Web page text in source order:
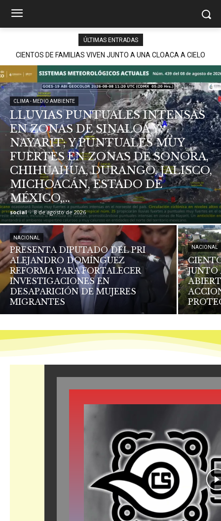
ÚLTIMAS ENTRADAS
CIENTOS DE FAMILIAS VIVEN JUNTO A UNA CLOACA A CIELO
PROTEGER LA SALUD PÚBLICA
Consolida Luis Alfonso Silva Romo la defensa histórica de los
CLIMA - MEDIO AMBIENTE
LLUVIAS PUNTUALES INTENSAS
EN ZONAS DE SINALOA Y
NAYARIT; Y PUNTUALES MUY
FUERTES EN ZONAS DE SONORA,
CHIHUAHUA, DURANGO, JALISCO,
MICHOACÁN, ESTADO DE
MÉXICO,...
social - 8 de agosto de 2026
NACIONAL
PRESENTA DIPUTADO DEL PRI
ALEJANDRO DOMÍNGUEZ
REFORMA PARA FORTALECER
INVESTIGACIONES EN
DESAPARICIÓN DE MUJERES
MIGRANTES
NACIONAL
JUNTO